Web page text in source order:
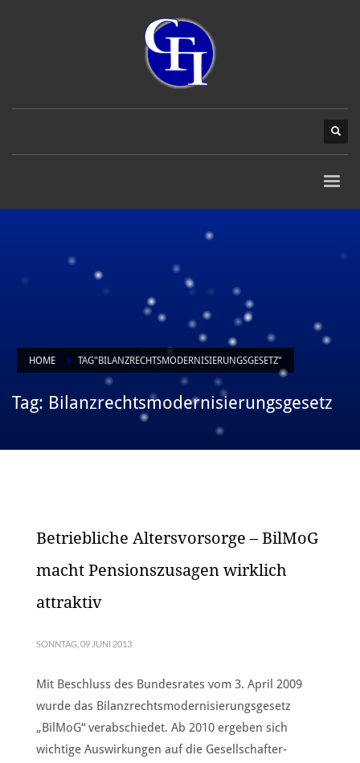
HOME TAG"BILANZRECHTSMODERNISIERUNGSGESETZ"
Tag: Bilanzrechtsmodernisierungsgesetz
Betriebliche Altersvorsorge – BilMoG
macht Pensionszusagen wirklich
attraktiv
SONNTAG, 09 JUNI 2013
Mit Beschluss des Bundesrates vom 3. April 2009
wurde das Bilanzrechtsmodernisierungsgesetz
„BilMoG“ verabschiedet. Ab 2010 ergeben sich
wichtige Auswirkungen auf die Gesellschafter-